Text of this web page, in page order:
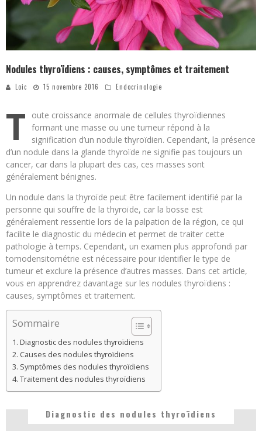
Nodules thyroïdiens : causes, symptômes et traitement
Loic 15 novembre 2016 Endocrinologie
T
oute croissance anormale de cellules thyroïdiennes
formant une masse ou une tumeur répond à la
signification d’un nodule thyroïdien. Cependant, la présence
d’un nodule dans la glande thyroïde ne signifie pas toujours un
cancer, car dans la plupart des cas, ces masses sont
généralement bénignes.
Un nodule dans la thyroïde peut être facilement identifié par la
personne qui souffre de la thyroïde, car la bosse est
généralement ressentie lors de la palpation de la région, ce qui
facilite le diagnostic du médecin et permet de traiter cette
pathologie à temps. Cependant, un examen plus approfondi par
tomodensitométrie est nécessaire pour identifier le type de
tumeur et exclure la présence d’autres masses. Dans cet article,
vous en apprendrez davantage sur les nodules thyroïdiens :
causes, symptômes et traitement.
Sommaire
Diagnostic des nodules thyroïdiens
Causes des nodules thyroïdiens
Symptômes des nodules thyroïdiens
Traitement des nodules thyroïdiens
Diagnostic des nodules thyroïdiens